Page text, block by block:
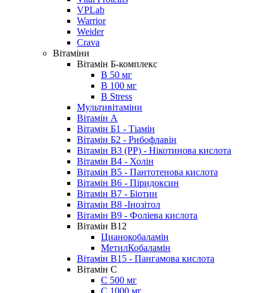
VPLab
Warrior
Weider
Crava
Вітаміни
Вітамін Б-комплекс
В 50 мг
В 100 мг
B Stress
Мультивітаміни
Вітамін А
Вітамін Б1 - Тіамін
Вітамін Б2 - Рибофлавін
Вітамін B3 (PP) - Нікотинова кислота
Вітамін В4 - Холін
Вітамін B5 - Пантотенова кислота
Вітамін B6 - Піридоксин
Вітамін B7 - Біотин
Вітамін В8 -Інозітол
Вітамін В9 - Фоліева кислота
Вітамін В12
Цианокобаламін
МетилКобаламін
Вітамін В15 - Пангамова кислота
Вітамін С
С 500 мг
С 1000 мг